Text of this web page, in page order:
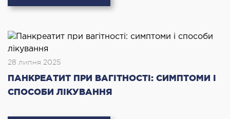
28 липня 2025
ПАНКРЕАТИТ ПРИ ВАГІТНОСТІ: СИМПТОМИ І
СПОСОБИ ЛІКУВАННЯ